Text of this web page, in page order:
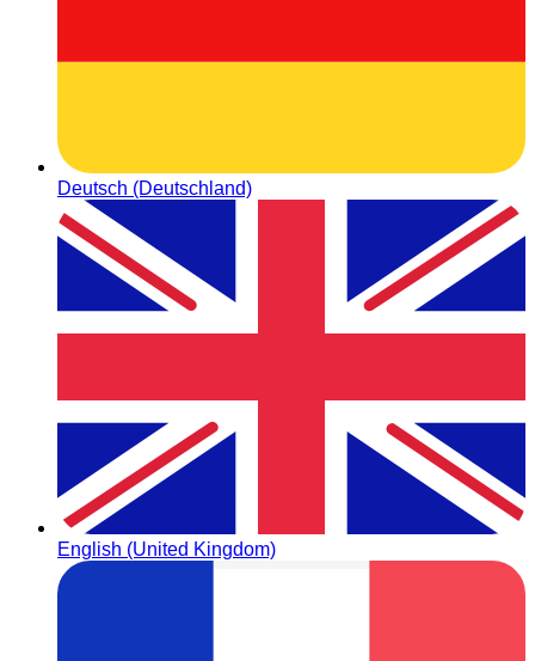
Deutsch (Deutschland)
English (United Kingdom)